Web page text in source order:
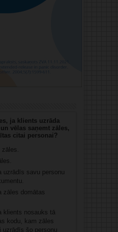
ja klients uzrāda
vēlas saņemt zāles,
citai personai?
zāles.
uzrādīs savu personu
zāles domātas
klients nosauks tā
kodu, kam zāles
uzrādīs šo personu